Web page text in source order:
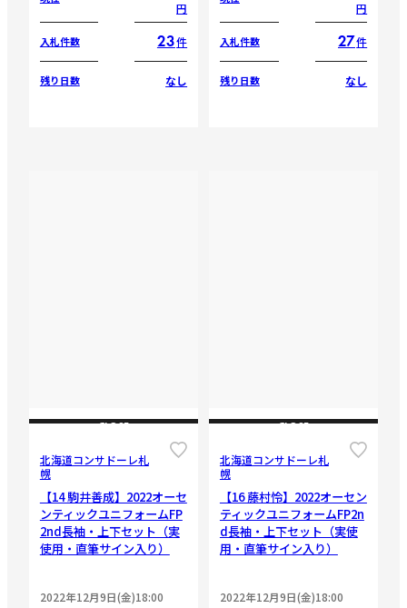
円
入札件数 23件
残り日数 なし
円
入札件数 27件
残り日数 なし
CLOSE
北海道コンサドーレ札
幌
【14 駒井善成】2022オーセ
ンティックユニフォームFP
2nd長袖・上下セット（実
使用・直筆サイン入り）
2022年12月9日(金)18:00
CLOSE
北海道コンサドーレ札
幌
【16 藤村怜】2022オーセン
ティックユニフォームFP2n
d長袖・上下セット（実使
用・直筆サイン入り）
2022年12月9日(金)18:00